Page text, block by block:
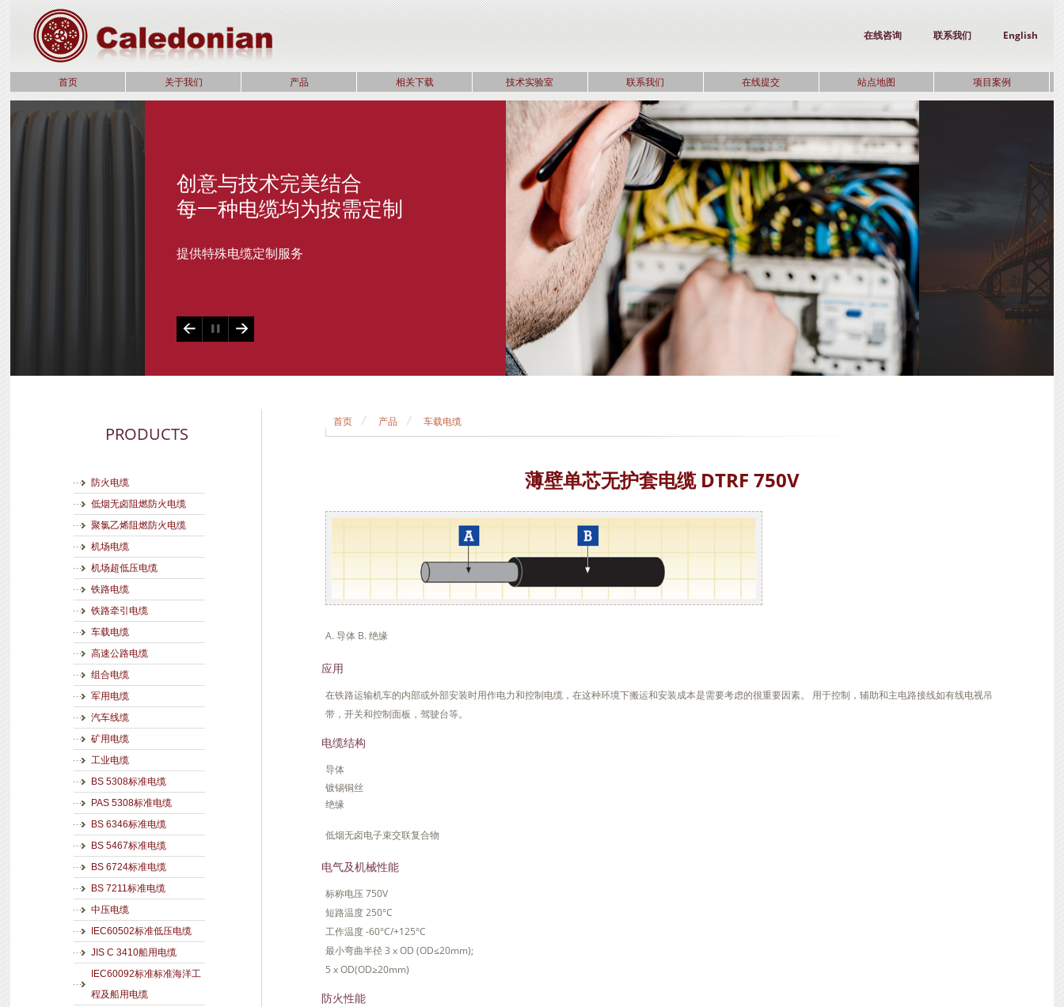
English
联系我们
在线咨询
首页 关于我们 产品 相关下载 技术实验室 联系我们 在线提交 站点地图 项目案例
国际标准电缆
世界级品质保证
参与多个海外项目的供货
PRODUCTS
防火电缆
低烟无卤阻燃防火电缆
聚氯乙烯阻燃防火电缆
机场电缆
机场超低压电缆
铁路电缆
铁路牵引电缆
车载电缆
高速公路电缆
组合电缆
军用电缆
汽车线缆
矿用电缆
工业电缆
BS 5308标准电缆
PAS 5308标准电缆
BS 6346标准电缆
BS 5467标准电缆
BS 6724标准电缆
BS 7211标准电缆
中压电缆
IEC60502标准低压电缆
JIS C 3410船用电缆
IEC60092标准标准海洋工
程及船用电缆
首页 产品 车载电缆
薄壁单芯无护套电缆 DTRF 750V
A. 导体 B. 绝缘
应用
在铁路运输机车的内部或外部安装时用作电力和控制电缆，在这种环境下搬运和安装成本是需要考虑的很重要因素。 用于控制，辅助和主电路接线如有线电视吊
带，开关和控制面板，驾驶台等。
电缆结构
导体
镀锡铜丝
绝缘
低烟无卤电子束交联复合物
电气及机械性能
标称电压 750V
短路温度 250°C
工作温度 -60°C/+125°C
最小弯曲半径 3 x OD (OD≤20mm);
5 x OD(OD≥20mm)
防火性能